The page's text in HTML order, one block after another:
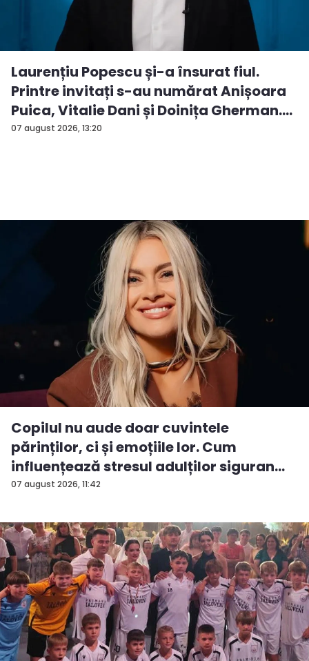
07 august 2026, 13:20
Laurențiu Popescu și-a însurat fiul.
Printre invitați s-au numărat Anișoara
Puica, Vitalie Dani și Doinița Gherman.
P...
07 august 2026, 11:42
Copilul nu aude doar cuvintele
părinților, ci și emoțiile lor. Cum
influențează stresul adulților siguran...